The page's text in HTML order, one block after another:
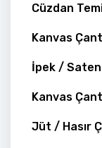
Cüzdan
Kanvas
İpek /
Kanvas
Jüt / Hasır